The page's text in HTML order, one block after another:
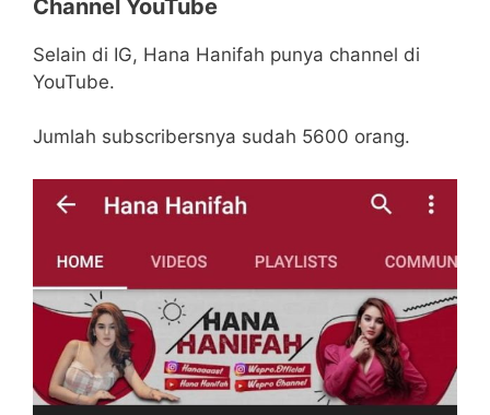
Channel YouTube
Selain di IG, Hana Hanifah punya channel di
YouTube.
Jumlah subscribersnya sudah 5600 orang.